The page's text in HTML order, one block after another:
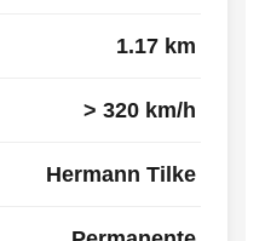
1.17 km
> 320 km/h
Hermann Tilke